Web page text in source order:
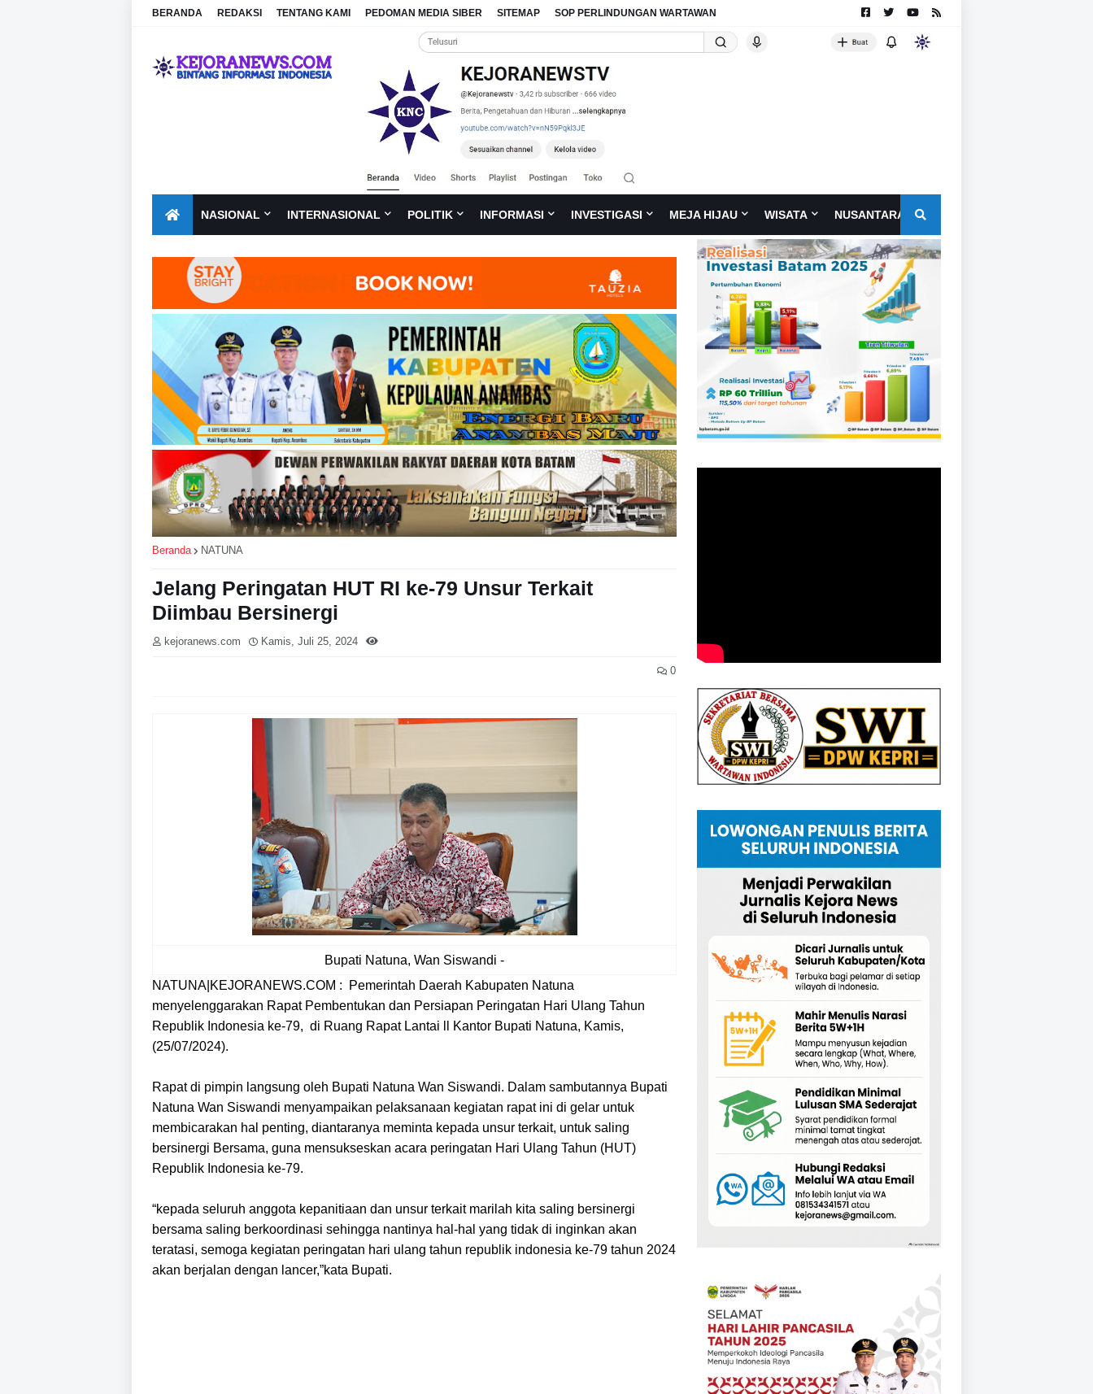
BERANDA REDAKSI TENTANG KAMI PEDOMAN MEDIA SIBER SITEMAP SOP PERLINDUNGAN WARTAWAN
NASIONAL INTERNASIONAL POLITIK INFORMASI INVESTIGASI MEJA HIJAU WISATA NUSANTARA
Beranda NATUNA
Jelang Peringatan HUT RI ke-79 Unsur Terkait
Diimbau Bersinergi
kejoranews.com Kamis, Juli 25, 2024
0
Bupati Natuna, Wan Siswandi -
NATUNA|KEJORANEWS.COM : Pemerintah Daerah Kabupaten Natuna
menyelenggarakan Rapat Pembentukan dan Persiapan Peringatan Hari Ulang Tahun
Republik Indonesia ke-79, di Ruang Rapat Lantai ll Kantor Bupati Natuna, Kamis,
(25/07/2024).
Rapat di pimpin langsung oleh Bupati Natuna Wan Siswandi. Dalam sambutannya Bupati
Natuna Wan Siswandi menyampaikan pelaksanaan kegiatan rapat ini di gelar untuk
membicarakan hal penting, diantaranya meminta kepada unsur terkait, untuk saling
bersinergi Bersama, guna mensukseskan acara peringatan Hari Ulang Tahun (HUT)
Republik Indonesia ke-79.
“kepada seluruh anggota kepanitiaan dan unsur terkait marilah kita saling bersinergi
bersama saling berkoordinasi sehingga nantinya hal-hal yang tidak di inginkan akan
teratasi, semoga kegiatan peringatan hari ulang tahun republik indonesia ke-79 tahun 2024
akan berjalan dengan lancer,”kata Bupati.